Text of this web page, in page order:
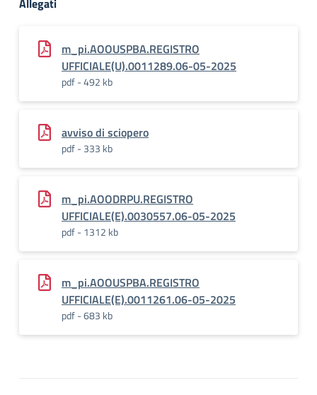
Allegati
m_pi.AOOUSPBA.REGISTRO
UFFICIALE(U).0011289.06-05-2025
pdf - 492 kb
avviso di sciopero
pdf - 333 kb
m_pi.AOODRPU.REGISTRO
UFFICIALE(E).0030557.06-05-2025
pdf - 1312 kb
m_pi.AOOUSPBA.REGISTRO
UFFICIALE(E).0011261.06-05-2025
pdf - 683 kb